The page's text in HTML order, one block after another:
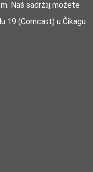
Naš sadržaj možete
19 (Comcast) u Čikagu